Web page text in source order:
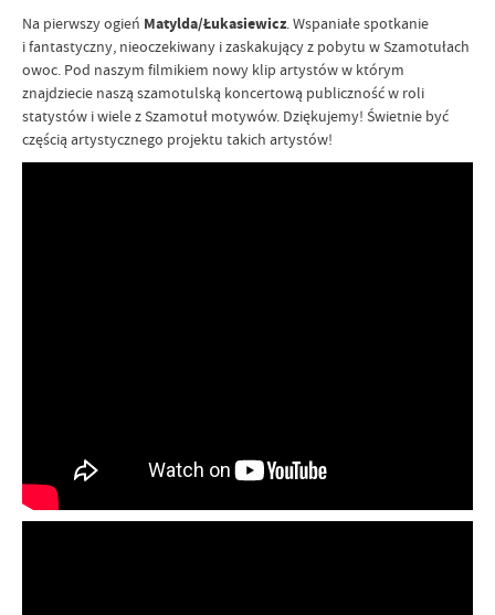
Na pierwszy ogień Matylda/Łukasiewicz. Wspaniałe spotkanie
i fantastyczny, nieoczekiwany i zaskakujący z pobytu w Szamotułach
owoc. Pod naszym filmikiem nowy klip artystów w którym
znajdziecie naszą szamotulską koncertową publiczność w roli
statystów i wiele z Szamotuł motywów. Dziękujemy! Świetnie być
częścią artystycznego projektu takich artystów!